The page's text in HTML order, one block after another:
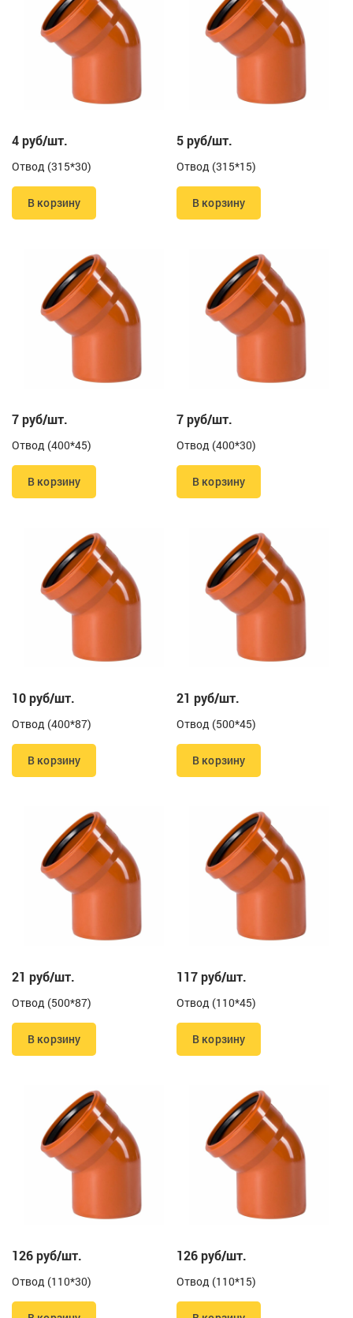
4 руб/шт.
Отвод (315*30)
В корзину
5 руб/шт.
Отвод (315*15)
В корзину
7 руб/шт.
Отвод (400*45)
В корзину
7 руб/шт.
Отвод (400*30)
В корзину
10 руб/шт.
Отвод (400*87)
В корзину
21 руб/шт.
Отвод (500*45)
В корзину
21 руб/шт.
Отвод (500*87)
В корзину
117 руб/шт.
Отвод (110*45)
В корзину
126 руб/шт.
Отвод (110*30)
126 руб/шт.
Отвод (110*15)